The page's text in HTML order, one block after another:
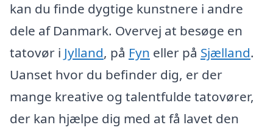
kan du finde dygtige kunstnere i andre
dele af Danmark. Overvej at besøge en
tatovør i Jylland, på Fyn eller på Sjælland.
Uanset hvor du befinder dig, er der
mange kreative og talentfulde tatovører,
der kan hjælpe dig med at få lavet den